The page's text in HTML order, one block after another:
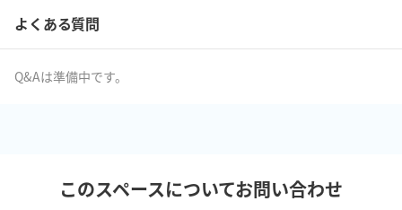
よくある質問
Q&Aは準備中です。
このスペースについてお問い合わせ